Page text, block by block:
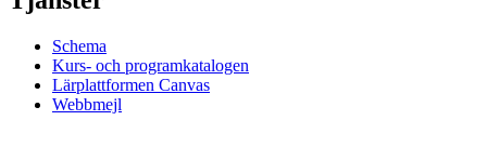
Schema
Kurs- och programkatalogen
Lärplattformen Canvas
Webbmejl